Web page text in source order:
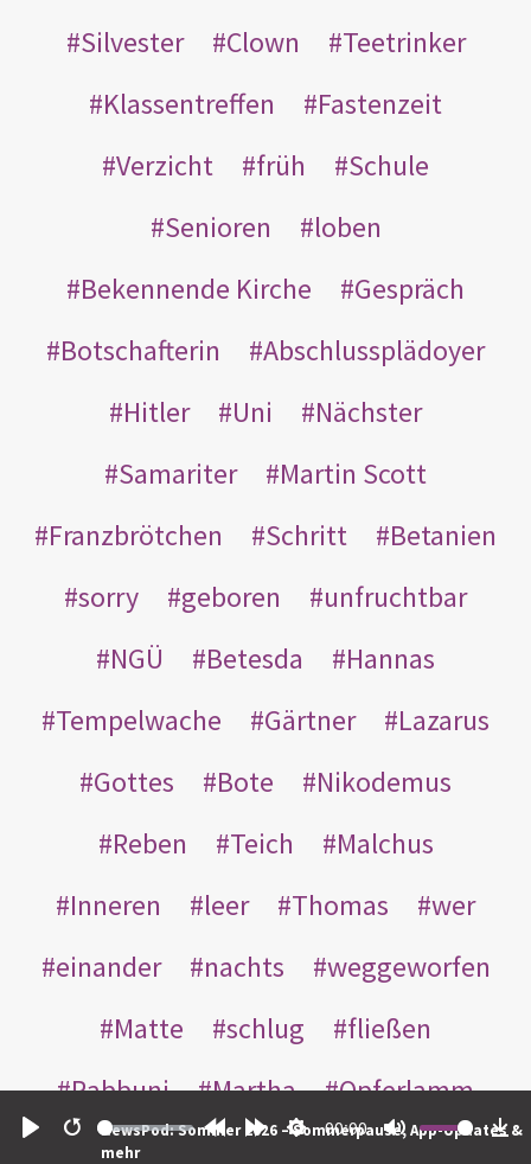
Restart
00:00
NewsPod: Sommer 2026 – Sommerpause, App-Updates &
mehr
Silvester
Clown
Teetrinker
Klassentreffen
Fastenzeit
Verzicht
früh
Schule
Senioren
loben
Bekennende Kirche
Gespräch
Botschafterin
Abschlussplädoyer
Hitler
Uni
Nächster
Samariter
Martin Scott
Franzbrötchen
Schritt
Betanien
sorry
geboren
unfruchtbar
NGÜ
Betesda
Hannas
Tempelwache
Gärtner
Lazarus
Gottes
Bote
Nikodemus
Reben
Teich
Malchus
Inneren
leer Thomas
wer
einander
nachts
weggeworfen
Matte
schlug
fließen
Rabbuni
Martha
Opferlamm
gewaschen
jüdischen